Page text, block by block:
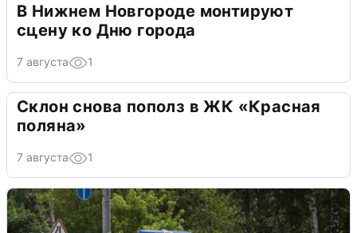
В Нижнем Новгороде монтируют
сцену ко Дню города
7 августа 1
Склон снова пополз в ЖК «Красная
поляна»
7 августа 1